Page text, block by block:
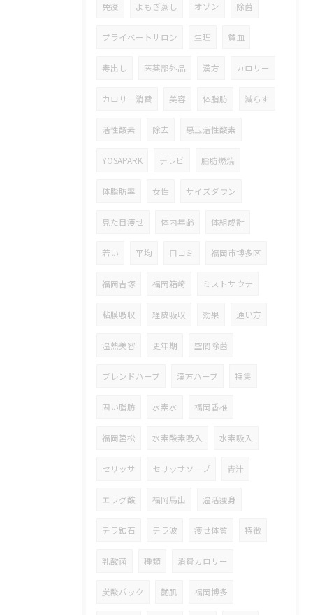
免疫 よもぎ蒸し オゾン 除菌
プライベートサロン 生理 貧血
毒出し 医薬部外品 漢方 カロリー
カロリー消費 美容 体脂肪 減らす
活性酸素 除去 悪玉活性酸素
YOSAPARK テレビ 脂肪燃焼
体脂肪率 女性 サイズダウン
見た目痩せ 体内年齢 体組成計
若い 平均 口コミ 福岡市博多区
福岡吉塚 福岡箱崎 ミストサウナ
粘膜吸収 経皮吸収 効果 通い方
温熱美容 更年期 空間除菌
ブレンドハーブ 漢方ハーブ 特集
固い脂肪 水素水 福岡香椎
福岡筥松 水素酸素吸入 水素吸入
セリッサ セリッサソープ 青汁
エラグ酸 福岡馬出 温活痩身
テラ鉱石 テラ波 痩せ体質 特徴
乳酸菌 種類 消費カロリー
炭酸パック 艶肌 福岡博多